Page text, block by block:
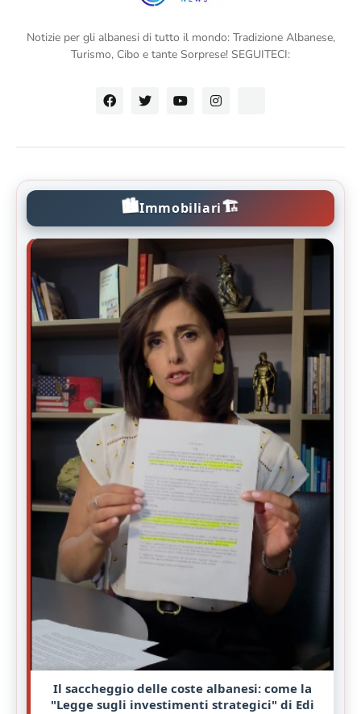
Notizie per gli albanesi di tutto il mondo: Tradizione Albanese,
Turismo, Cibo e tante Sorprese! SEGUITECI:
🏙️Immobiliari🏗️
Il saccheggio delle coste albanesi: come la
"Legge sugli investimenti strategici" di Edi